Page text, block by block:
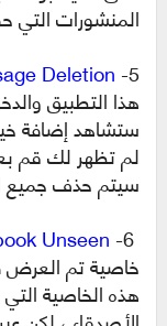
المنشورات التي
5-
Deletion
هذا التطبيق
ستشاهد إضافة
لم تظهر لك قم
سيتم حذف جميع
Unseen
خاصية تم
هذه الخاصية